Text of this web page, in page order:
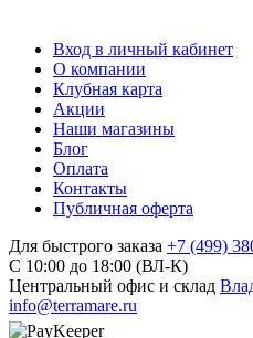
Вход в личный кабинет
О компании
Клубная карта
Акции
Наши магазины
Блог
Оплата
Контакты
Публичная оферта
Для быстрого заказа +7 (499)
C 10:00 до 18:00 (ВЛ-К)
Центральный офис и склад
info@terramare.ru